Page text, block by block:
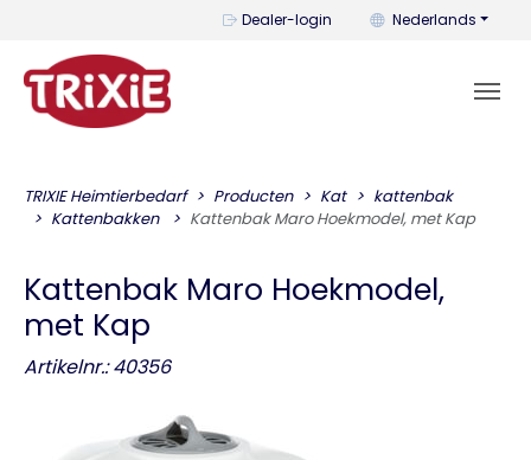
Dealer-login U kunt de taal
Nederlands
TRIXIE Heimtierbedarf Producten Kat
kattenbak
Kattenbakken
Kattenbak Maro Hoekmodel, met Kap
Kattenbak Maro Hoekmodel,
met Kap
Artikelnr.: 40356